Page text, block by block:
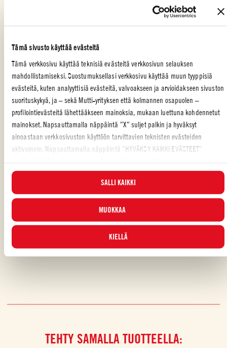
Tämä sivusto käyttää evästeitä
Tämä verkkosivu käyttää teknisiä evästeitä verkkosivun selauksen
mahdollistamiseksi. Suostumuksellasi verkkosivu käyttää muun tyyppisiä
evästeitä, kuten analyyttisiä evästeitä, valvoakseen ja arvioidakseen sivuston
suorituskykyä, ja – sekä Mutti-yrityksen että kolmannen osapuolen –
profilointievästeitä lähettääkseen mainoksia, mukaan luettuna kohdennetut
mainokset. Napsauttamalla näppäintä ”X” suljet palkin ja hyväksyt
ainoastaan verkkosivuston käyttöön tarvittavien teknisten evästeiden
aktivoinnin. Napsauttamalla näppäintä ”HYVÄKSY KAIKKI EVÄSTEET”
profilointievästeet. Voit valita milloin tahansa, mitkä evästeet hyväksyt, ja
katsella päivitettyä evästeluetteloa ”HALLINNOI”-painikkeesta. Lisätietoja
varten tutustuEvästekäytäntöömme.
SALLI KAIKKI
MUOKKAA
KIELLÄ
Ohenna tomaattipyree tilkassa lientä ja kaada se joukkoon
Lisää sekaan 1 laakerinlehti ja 1 salvian lehti
Mausta suolalla ja pippurilla ja keitä noin 25 minuuttia
Tarjoa lämpimänä pastan tai perunoiden kera tai hyödynnä
esimerkiksi reseptikuvan tavoin lasagnessa!
KASTIKE,LIHA,PASTA
Piditkö reseptistä?
ARVOSTELE JA JAA KAVEREILLESI
TEHTY SAMALLA TUOTTEELLA: